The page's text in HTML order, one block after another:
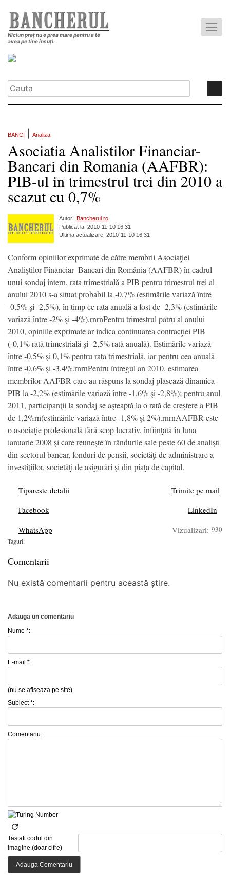
Niciun preț nu e prea mare pentru a te
avea pe tine însuți.
BANCI Analiza
Asociatia Analistilor Financiar-
Bancari din Romania (AAFBR):
PIB-ul in trimestrul trei din 2010 a
scazut cu 0,7%
Autor: Bancherul.ro
Publicat la: 2010-11-10 16:31
Ultima actualizare: 2010-11-10 16:31
Conform opiniilor exprimate de către membrii Asociaţiei
Analiştilor Financiar- Bancari din România (AAFBR) în cadrul
unui sondaj intern, rata trimestrială a PIB pentru trimestrul trei al
anului 2010 s-a situat probabil la -0,7% (estimările variază între
-0,5% şi -2,5%), în timp ce rata anuală a fost de -2,3% (estimările
variază între -2% şi -4%).rnrnPentru trimestrul patru al anului
2010, opiniile exprimate ar indica continuarea contracţiei PIB
(-0,1% rată trimestrială şi -2,5% rată anuală). Estimările variază
între -0,5% şi 0,1% pentru rata trimestrială, iar pentru cea anuală
între -0,6% şi -3,4%.rnrnPentru întregul an 2010, estimarea
membrilor AAFBR care au răspuns la sondaj plasează dinamica
PIB la -2,2% (estimările variază între -1,6% şi -2,8%); pentru anul
2011, participanţii la sondaj se aşteaptă la o rată de creştere a PIB
de 1,2%rn(estimările variază între -1,8% şi 2%).rnrnAAFBR este
o asociaţie profesională fără scop lucrativ, înfiinţată în luna
ianuarie 2008 şi care reuneşte în rândurile sale peste 60 de analişti
din sectorul bancar, fonduri de pensii, societăţi de administrare a
investiţiilor, societăţi de asigurări şi din piaţa de capital.
Tipareste detalii
Trimite pe mail
Facebook
LinkedIn
WhatsApp
Vizualizari: 930
Taguri:
Comentarii
Nu există comentarii pentru această știre.
Adauga un comentariu
Nume *:
E-mail *:
(nu se afiseaza pe site)
Subiect *:
Comentariu:
Tastati codul din
imagine (doar cifre)